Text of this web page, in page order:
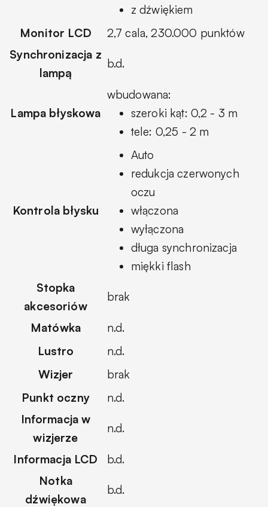
z dźwiękiem
Monitor LCD
2,7 cala, 230.000 punktów
Synchronizacja z
lampą
b.d.
Lampa błyskowa
wbudowana:
szeroki kąt: 0,2 - 3 m
tele: 0,25 - 2 m
Kontrola błysku
Auto
redukcja czerwonych
oczu
włączona
wyłączona
długa synchronizacja
miękki flash
Stopka
akcesoriów
brak
Matówka
n.d.
Lustro
n.d.
Wizjer
brak
Punkt oczny
n.d.
Informacja w
wizjerze
n.d.
Informacja LCD
b.d.
Notka
dźwiękowa
b.d.